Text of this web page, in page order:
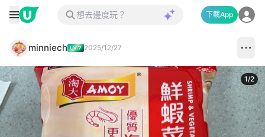
下載App
minniech 2025/12/27
1/2